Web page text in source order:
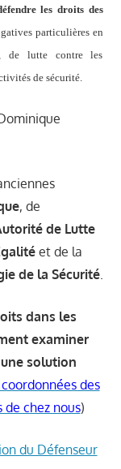
les droits des
particulières en
de lutte contre les
de sécurité.
, de
de Lutte
et de la
de la Sécurité.
dans les
examiner
solution
des
chez nous)
du Défenseur